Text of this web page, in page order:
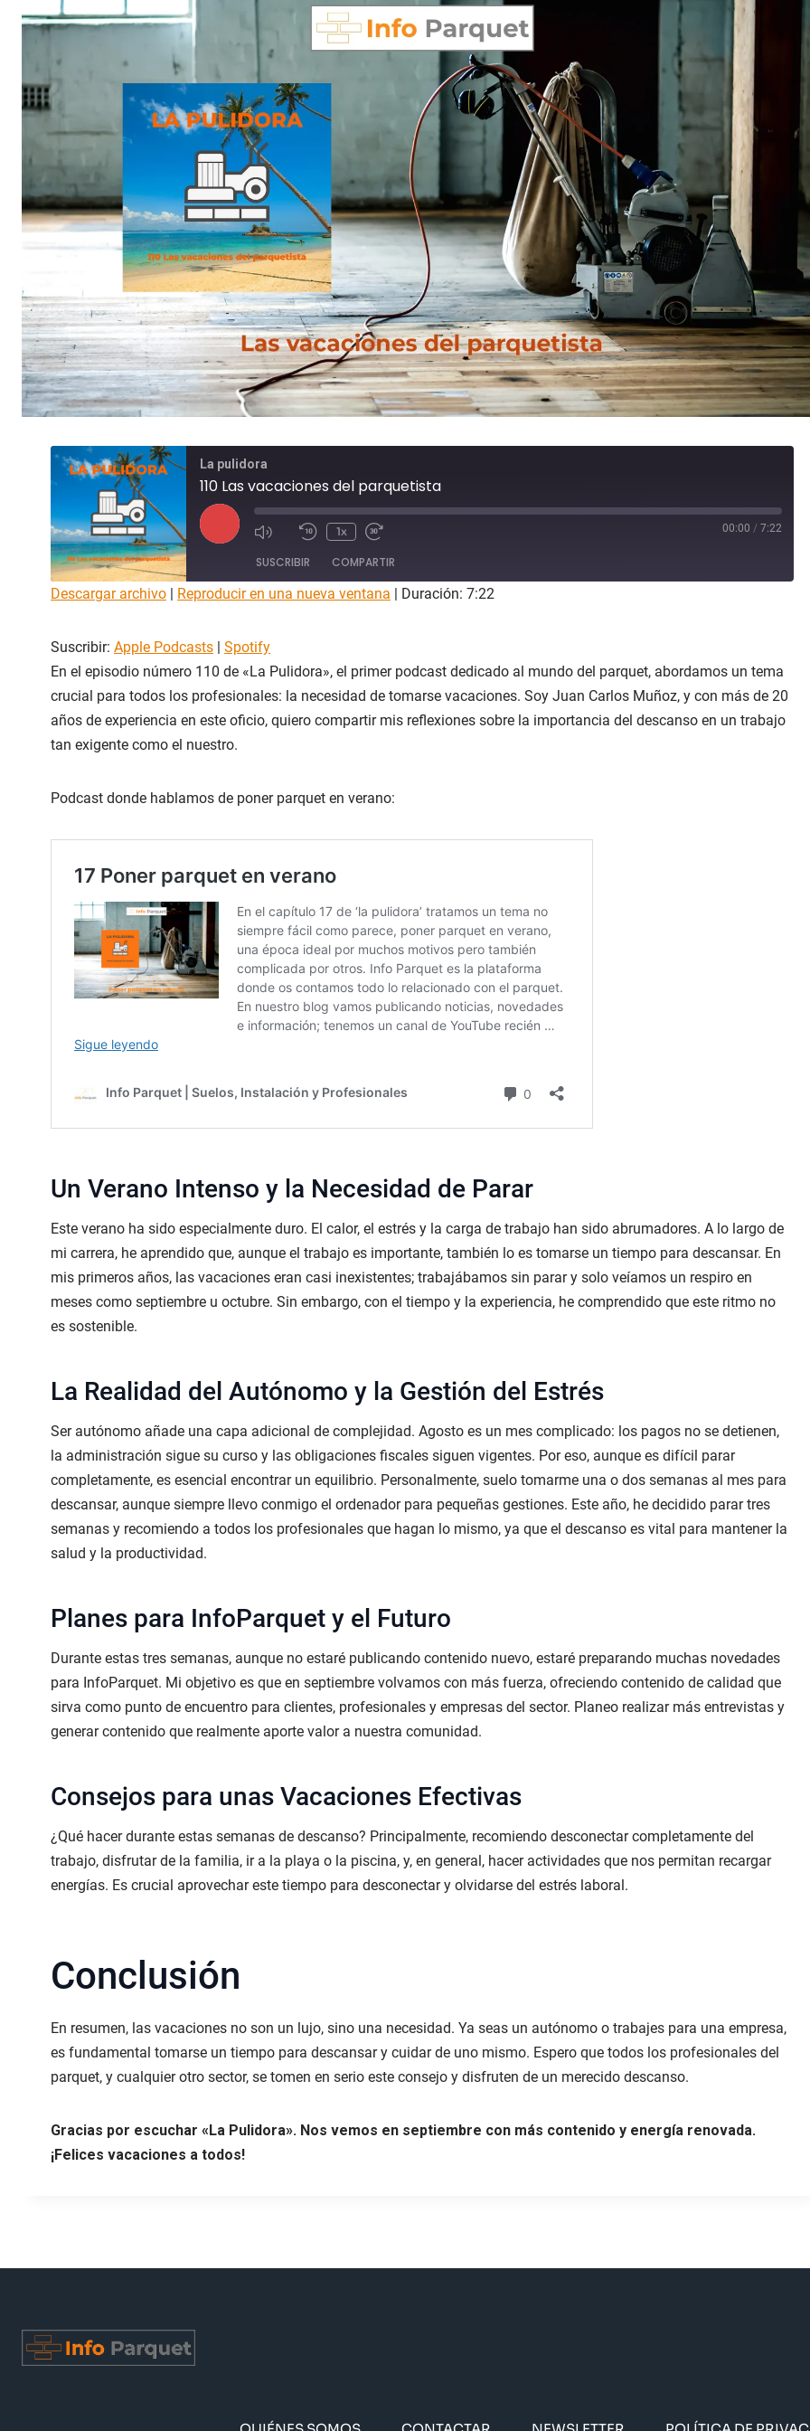
La pulidora
110 Las vacaciones del parquetista
r
u
c
i
e
p
s
o
1x 00:00 / 7:22
SUSCRIBIR COMPARTIR
FEED RSS
ENLACE
INCRUST
Descargar archivo | Reproducir en una nueva ventana | Duración: 7:22
Suscribir: Apple Podcasts | Spotify
En el episodio número 110 de «La Pulidora», el primer podcast dedicado al mundo del parquet, abordamos un tema
crucial para todos los profesionales: la necesidad de tomarse vacaciones. Soy Juan Carlos Muñoz, y con más de 20
años de experiencia en este oficio, quiero compartir mis reflexiones sobre la importancia del descanso en un trabajo
tan exigente como el nuestro.
Podcast donde hablamos de poner parquet en verano:
Un Verano Intenso y la Necesidad de Parar
Este verano ha sido especialmente duro. El calor, el estrés y la carga de trabajo han sido abrumadores. A lo largo de
mi carrera, he aprendido que, aunque el trabajo es importante, también lo es tomarse un tiempo para descansar. En
mis primeros años, las vacaciones eran casi inexistentes; trabajábamos sin parar y solo veíamos un respiro en
meses como septiembre u octubre. Sin embargo, con el tiempo y la experiencia, he comprendido que este ritmo no
es sostenible.
La Realidad del Autónomo y la Gestión del Estrés
Ser autónomo añade una capa adicional de complejidad. Agosto es un mes complicado: los pagos no se detienen,
la administración sigue su curso y las obligaciones fiscales siguen vigentes. Por eso, aunque es difícil parar
completamente, es esencial encontrar un equilibrio. Personalmente, suelo tomarme una o dos semanas al mes para
descansar, aunque siempre llevo conmigo el ordenador para pequeñas gestiones. Este año, he decidido parar tres
semanas y recomiendo a todos los profesionales que hagan lo mismo, ya que el descanso es vital para mantener la
salud y la productividad.
Planes para InfoParquet y el Futuro
Durante estas tres semanas, aunque no estaré publicando contenido nuevo, estaré preparando muchas novedades
para InfoParquet. Mi objetivo es que en septiembre volvamos con más fuerza, ofreciendo contenido de calidad que
sirva como punto de encuentro para clientes, profesionales y empresas del sector. Planeo realizar más entrevistas y
generar contenido que realmente aporte valor a nuestra comunidad.
Consejos para unas Vacaciones Efectivas
¿Qué hacer durante estas semanas de descanso? Principalmente, recomiendo desconectar completamente del
trabajo, disfrutar de la familia, ir a la playa o la piscina, y, en general, hacer actividades que nos permitan recargar
energías. Es crucial aprovechar este tiempo para desconectar y olvidarse del estrés laboral.
Conclusión
En resumen, las vacaciones no son un lujo, sino una necesidad. Ya seas un autónomo o trabajes para una empresa,
es fundamental tomarse un tiempo para descansar y cuidar de uno mismo. Espero que todos los profesionales del
parquet, y cualquier otro sector, se tomen en serio este consejo y disfruten de un merecido descanso.
Gracias por escuchar «La Pulidora». Nos vemos en septiembre con más contenido y energía renovada.
¡Felices vacaciones a todos!